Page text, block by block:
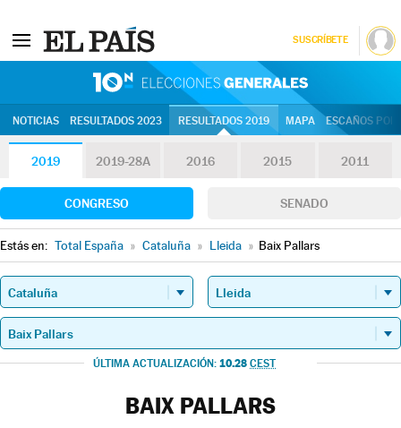
SUSCRÍBETE
NOTICIAS RESULTADOS 2023 RESULTADOS 2019 MAPA ESCAÑOS
2019 2019-28A 2016 2015 2011
CONGRESO SENADO
Estás en: Total España » Cataluña » Lleida » Baix Pallars
ÚLTIMA ACTUALIZACIÓN: 10.28 CEST
BAIX PALLARS